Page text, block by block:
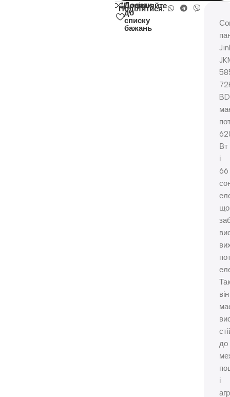
Порівняйте
Додати
до
списку
бажань
Поділитися:
Вт
і
66
що
він
до
і